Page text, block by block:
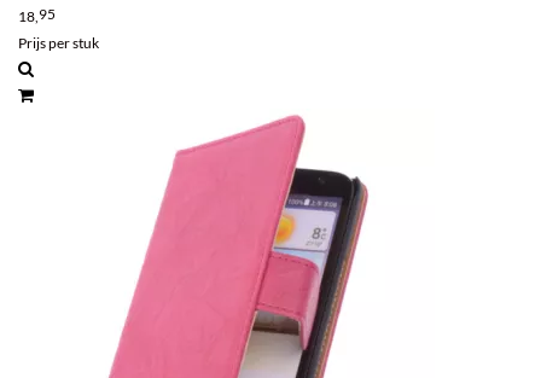
18,95
Prijs per stuk